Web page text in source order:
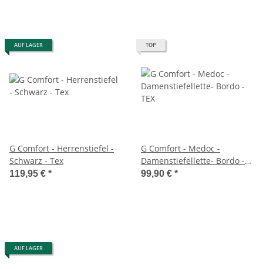
AUF LAGER
G Comfort - Herrenstiefel -
Schwarz - Tex
119,95 € *
TOP
G Comfort - Medoc -
Damenstiefellette- Bordo -
TEX
99,90 € *
AUF LAGER